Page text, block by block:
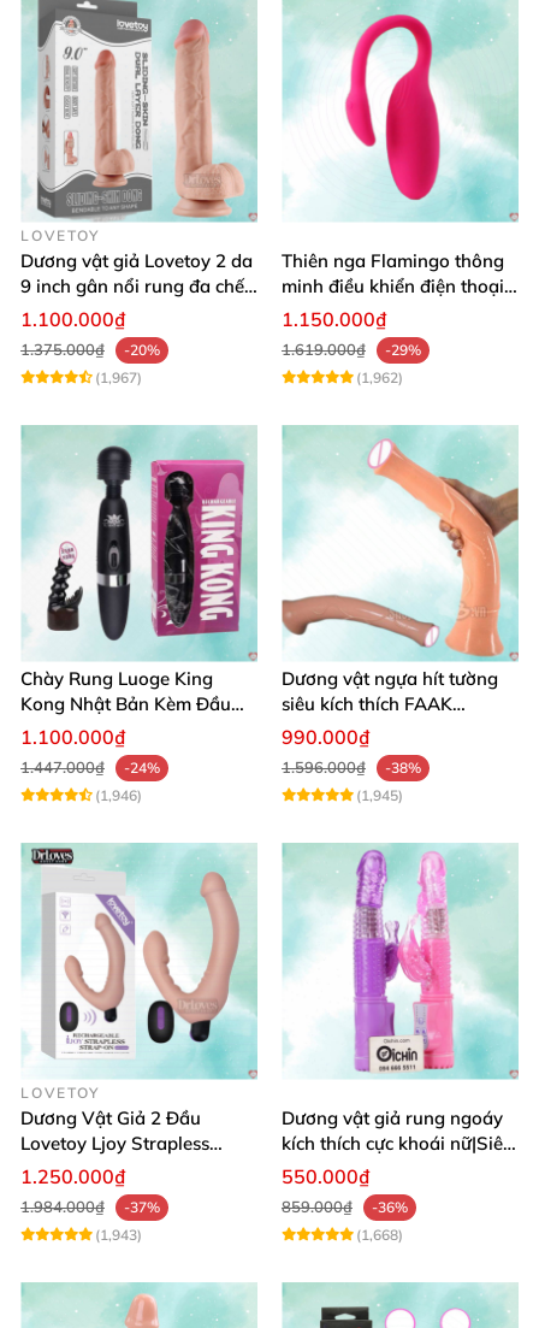
LOVETOY
Dương vật giả Lovetoy 2 da
9 inch gân nổi rung đa chế
độ thú vị
1.100.000₫
1.375.000₫
-20%
(1,967)
Thiên nga Flamingo thông
minh điều khiển điện thoại
tiện lợi
1.150.000₫
1.619.000₫
-29%
(1,962)
Chày Rung Luoge King
Kong Nhật Bản Kèm Đầu
DV Kích Thích Sâu
1.100.000₫
1.447.000₫
-24%
(1,946)
Dương vật ngựa hít tường
siêu kích thích FAAK
massage hậu môn
990.000₫
1.596.000₫
-38%
(1,945)
LOVETOY
Dương Vật Giả 2 Đầu
Lovetoy Ljoy Strapless
Rung ĐKTX Siêu Mạnh
1.250.000₫
1.984.000₫
-37%
(1,943)
Dương vật giả rung ngoáy
kích thích cực khoái nữ|Siêu
phẩm
550.000₫
859.000₫
-36%
(1,668)